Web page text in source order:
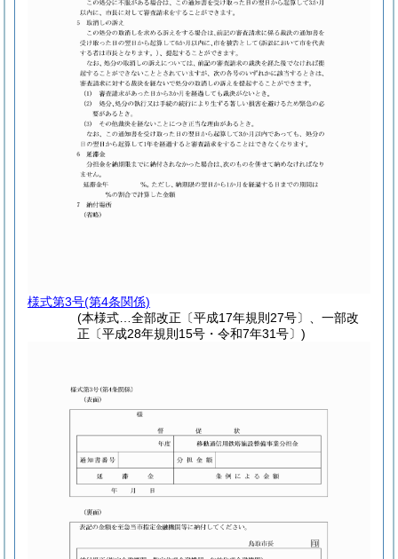
様式第3号(第4条関係)
(本様式…全部改正〔平成17年規則27号〕、一部改
正〔平成28年規則15号・令和7年31号〕)